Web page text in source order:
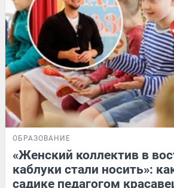
ОБРАЗОВАНИЕ
«Женский коллектив в
каблуки стали носить»:
садике педагогом